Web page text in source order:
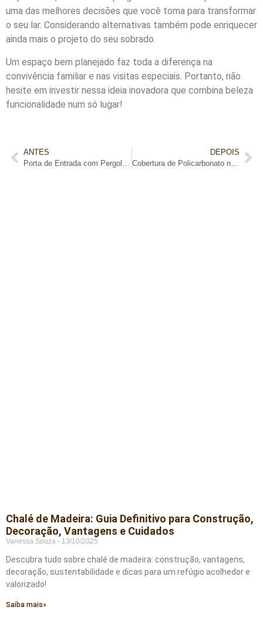
uma das melhores decisões que você toma para transformar
o seu lar. Considerando alternativas também pode enriquecer
ainda mais o projeto do seu sobrado.
Um espaço bem planejado faz toda a diferença na
convivência familiar e nas visitas especiais. Portanto, não
hesite em investir nessa ideia inovadora que combina beleza
funcionalidade num só lugar!
ANTES
Porta de Entrada com Pergolado de Madeira
DEPOIS
Cobertura de Policarbonato no Pergolado de Madeira
Chalé de Madeira: Guia Definitivo para Construção,
Decoração, Vantagens e Cuidados
Vanessa Souza 13/10/2025
Descubra tudo sobre chalé de madeira: construção, vantagens,
decoração, sustentabilidade e dicas para um refúgio acolhedor e
valorizado!
Saiba mais»